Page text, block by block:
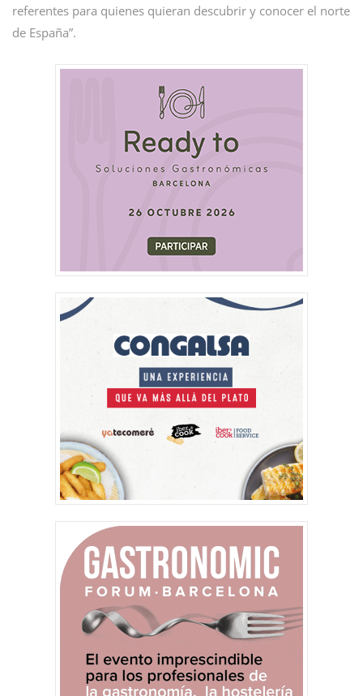
referentes para quienes quieran descubrir y conocer el norte
de España”.